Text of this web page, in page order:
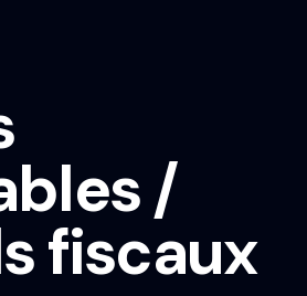
/
fiscaux